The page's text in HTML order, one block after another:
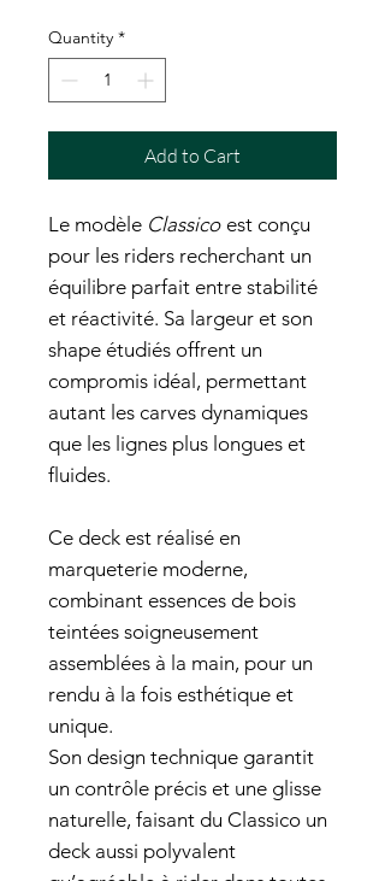
Quantity *
Add to Cart
Le modèle Classico est conçu
pour les riders recherchant un
équilibre parfait entre stabilité
et réactivité. Sa largeur et son
shape étudiés offrent un
compromis idéal, permettant
autant les carves dynamiques
que les lignes plus longues et
fluides.
Ce deck est réalisé en
marqueterie moderne,
combinant essences de bois
teintées soigneusement
assemblées à la main, pour un
rendu à la fois esthétique et
unique.
Son design technique garantit
un contrôle précis et une glisse
naturelle, faisant du Classico un
deck aussi polyvalent